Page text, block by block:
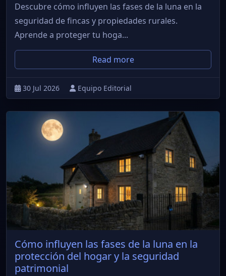
Descubre cómo influyen las fases de la luna en la
seguridad de fincas y propiedades rurales.
Aprende a proteger tu hoga...
Read more
30 Jul 2026 Equipo Editorial
Cómo influyen las fases de la luna en la
protección del hogar y la seguridad
patrimonial